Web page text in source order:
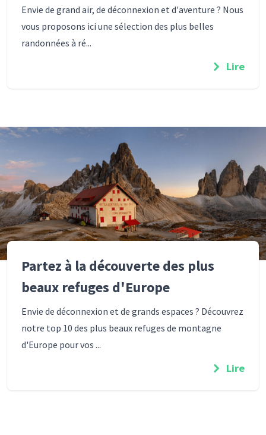
Envie de grand air, de déconnexion et d'aventure ? Nous
vous proposons ici une sélection des plus belles
randonnées à ré...
Lire
Partez à la découverte des plus
beaux refuges d'Europe
Envie de déconnexion et de grands espaces ? Découvrez
notre top 10 des plus beaux refuges de montagne
d'Europe pour vos ...
Lire